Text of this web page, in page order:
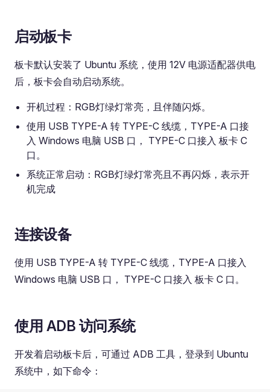
启动板卡
板卡默认安装了 Ubuntu 系统，使用 12V 电源适配器供电
后，板卡会自动启动系统。
开机过程：RGB灯绿灯常亮，且伴随闪烁。
使用 USB TYPE-A 转 TYPE-C 线缆，TYPE-A 口接
入 Windows 电脑 USB 口， TYPE-C 口接入 板卡 C
口。
系统正常启动：RGB灯绿灯常亮且不再闪烁，表示开
机完成
连接设备
使用 USB TYPE-A 转 TYPE-C 线缆，TYPE-A 口接入
Windows 电脑 USB 口， TYPE-C 口接入 板卡 C 口。
使用 ADB 访问系统
开发着启动板卡后，可通过 ADB 工具，登录到 Ubuntu
系统中，如下命令：